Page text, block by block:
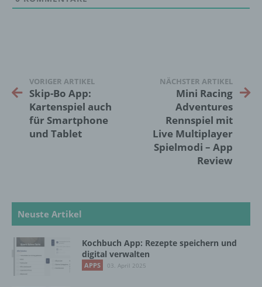
VORIGER ARTIKEL
Skip-Bo App:
Kartenspiel auch
für Smartphone
und Tablet
NÄCHSTER ARTIKEL
Mini Racing
Adventures
Rennspiel mit
Live Multiplayer
Spielmodi – App
Review
Neuste Artikel
Kochbuch App: Rezepte speichern und
digital verwalten
APPS 03. April 2025
die sich auf eine natürliche Person beziehen,
natürlichen Person zu analysieren oder
vorherzusagen.
f) Pseudonymisierung
Pseudonymisierung ist die Verarbeitung
personenbezogener Daten in einer Weise,
Informationen nicht mehr einer spezifischen
betroffenen Person zugeordnet werden
können, sofern diese zusätzlichen
und technischen und organisatorischen
Maßnahmen unterliegen, die gewährleisten,
dass die personenbezogenen Daten nicht